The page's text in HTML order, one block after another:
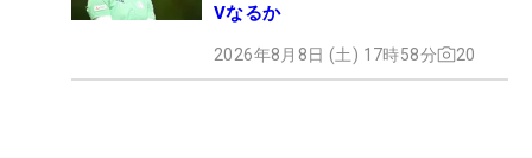
Vなるか
2026年8月8日 (土) 17時58分 20